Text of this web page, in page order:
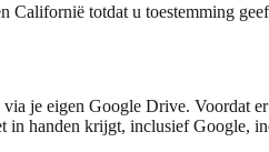
Californië totdat u toestemming
je eigen Google Drive. Voordat
in handen krijgt, inclusief Google,